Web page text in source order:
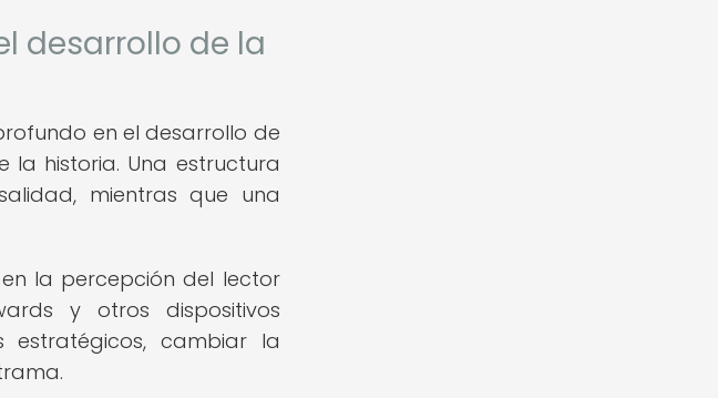
desarrollo de la
en el desarrollo de
historia. Una estructura
mientras que una
la percepción del lector
y otros dispositivos
estratégicos, cambiar la